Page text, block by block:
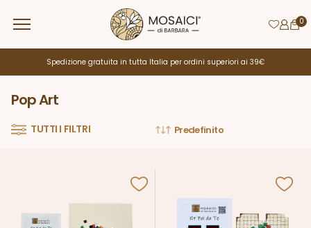
Spedizione gratuita in tutta Italia per ordini superiori ai 39€
Pop Art
TUTTI I FILTRI
0